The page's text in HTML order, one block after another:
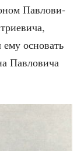
Пав­ло­ви­
осно­вать
Пав­ло­ви­ча